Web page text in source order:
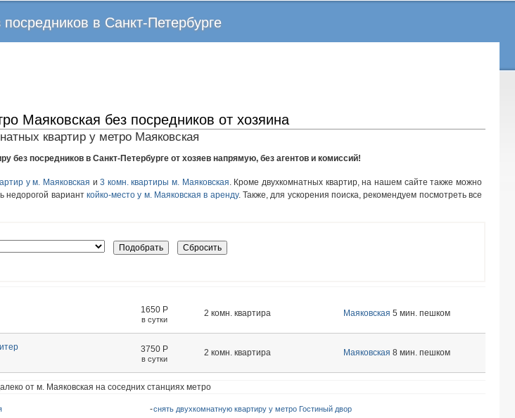
в Санкт-Петербурге
Маяковская без посредников от хозяина
квартир у метро Маяковская
без посредников в Санкт-Петербурге от хозяев напрямую, без агентов и комиссий!
у м. Маяковская и3 комн. квартиры м. Маяковская . Кроме двухкомнатных квартир, на нашем сайте также можно
недорогой вариант койко-место у м. Маяковская в аренду. Также, для ускорения поиска, рекомендуем посмотреть все
1650 Р
в сутки
2 комн. квартира Маяковская 5 мин. пешком
3750 Р
в сутки
2 комн. квартира Маяковская 8 мин. пешком
от м. Маяковская на соседних станциях метро
снять двухкомнатную квартиру у метро Гостиный двор